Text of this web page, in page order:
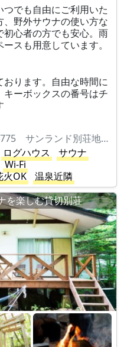
でも自由にご利用いた
野外サウナの使い方な
初心者の方でも安心。雨
スも用意しています。
ります。自由な時間に
ーボックスの番号はチ
群馬県吾妻郡嬬恋村鎌原1040-775 サンランド別荘地S45-2
ログハウス
サウナ
Wi-Fi
火OK
温泉近隣
を楽しむ貸切別荘